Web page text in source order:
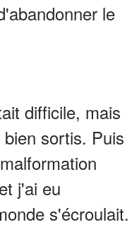
le
difficile, mais
sortis. Puis
j'ai eu
s'écroulait.